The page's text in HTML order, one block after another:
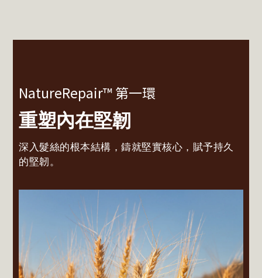
NatureRepair™ 第一環
重塑內在堅韌
深入髮絲的根本結構，鑄就堅實核心，賦予持久
的堅韌。